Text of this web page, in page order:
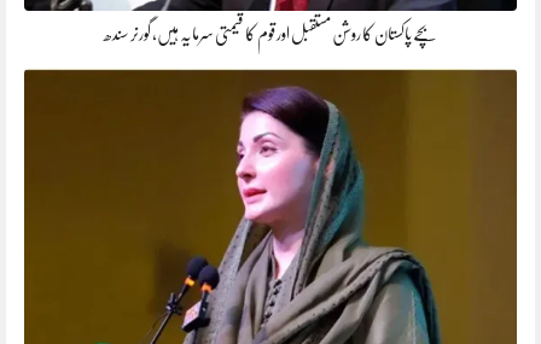
بچے پاکستان کا روشن مستقبل اور قوم کا قیمتی سرمایہ ہیں، گورنر سندھ